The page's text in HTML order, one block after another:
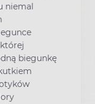
niemal
której
biegunkę